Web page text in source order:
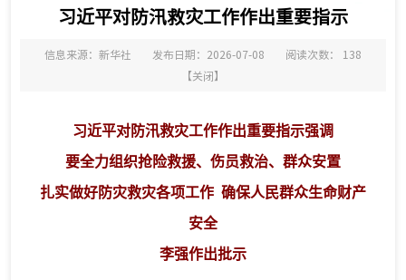
习近平对防汛救灾工作作出重要指示
信息来源：新华社 发布日期：2026-07-08 阅读次数： 138
【关闭】
习近平对防汛救灾工作作出重要指示强调
要全力组织抢险救援、伤员救治、群众安置
扎实做好防灾救灾各项工作 确保人民群众生命财产
安全
李强作出批示